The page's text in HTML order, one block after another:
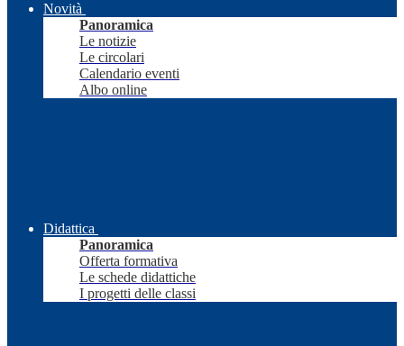
Novità
Panoramica
Le notizie
Le circolari
Calendario eventi
Albo online
Didattica
Panoramica
Offerta formativa
Le schede didattiche
I progetti delle classi